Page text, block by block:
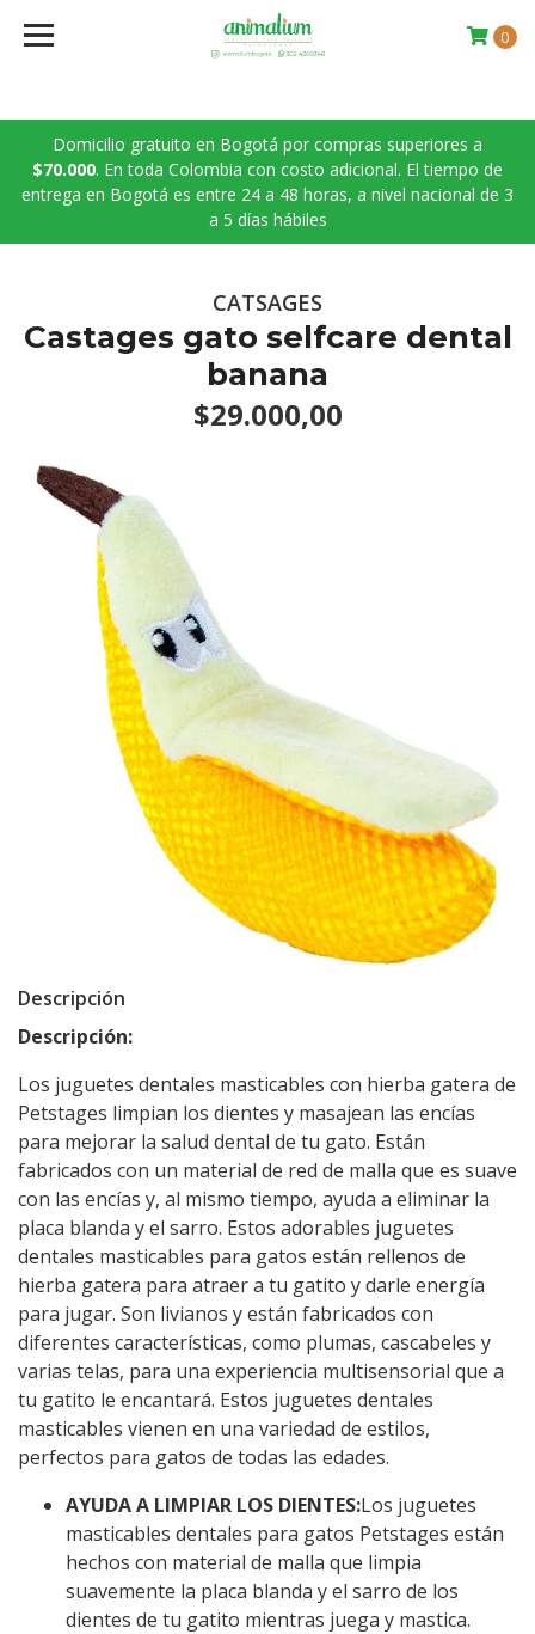
Domicilio gratuito en Bogotá por compras superiores a
$70.000. En toda Colombia con costo adicional. El tiempo de
entrega en Bogotá es entre 24 a 48 horas, a nivel nacional de 3
a 5 días hábiles
0
CATSAGES
Castages gato selfcare dental
banana
$29.000,00
Descripción
Descripción:
Los juguetes dentales masticables con hierba gatera de
Petstages limpian los dientes y masajean las encías
para mejorar la salud dental de tu gato. Están
fabricados con un material de red de malla que es suave
con las encías y, al mismo tiempo, ayuda a eliminar la
placa blanda y el sarro. Estos adorables juguetes
dentales masticables para gatos están rellenos de
hierba gatera para atraer a tu gatito y darle energía
para jugar. Son livianos y están fabricados con
diferentes características, como plumas, cascabeles y
varias telas, para una experiencia multisensorial que a
tu gatito le encantará. Estos juguetes dentales
masticables vienen en una variedad de estilos,
perfectos para gatos de todas las edades.
AYUDA A LIMPIAR LOS DIENTES:Los juguetes
masticables dentales para gatos Petstages están
hechos con material de malla que limpia
suavemente la placa blanda y el sarro de los
dientes de tu gatito mientras juega y mastica.